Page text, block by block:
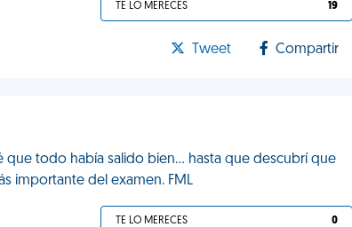
TE LO MERECES 19
Tweet Compartir
que todo había salido bien… hasta que descubrí que
importante del examen. FML
TE LO MERECES 0